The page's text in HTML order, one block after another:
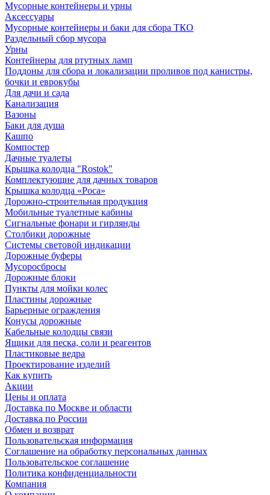
Мусорные контейнеры и урны
Аксессуары
Мусорные контейнеры и баки для сбора ТКО
Раздельный сбор мусора
Урны
Контейнеры для ртутных ламп
Поддоны для сбора и локализации проливов под канистры,
бочки и еврокубы
Для дачи и сада
Канализация
Вазоны
Баки для душа
Кашпо
Компостер
Дачные туалеты
Крышка колодца "Rostok"
Комплектующие для дачных товаров
Крышка колодца «Роса»
Дорожно-строительная продукция
Мобильные туалетные кабины
Сигнальные фонари и гирлянды
Столбики дорожные
Системы световой индикации
Дорожные буферы
Мусоросбросы
Дорожные блоки
Пункты для мойки колес
Пластины дорожные
Барьерные ограждения
Конусы дорожные
Кабельные колодцы связи
Ящики для песка, соли и реагентов
Пластиковые ведра
Проектирование изделий
Как купить
Акции
Цены и оплата
Доставка по Москве и области
Доставка по России
Обмен и возврат
Пользовательская информация
Соглашение на обработку персональных данных
Пользовательское соглашение
Политика конфиденциальности
Компания